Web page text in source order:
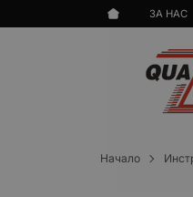
ЗА НАС
Начало